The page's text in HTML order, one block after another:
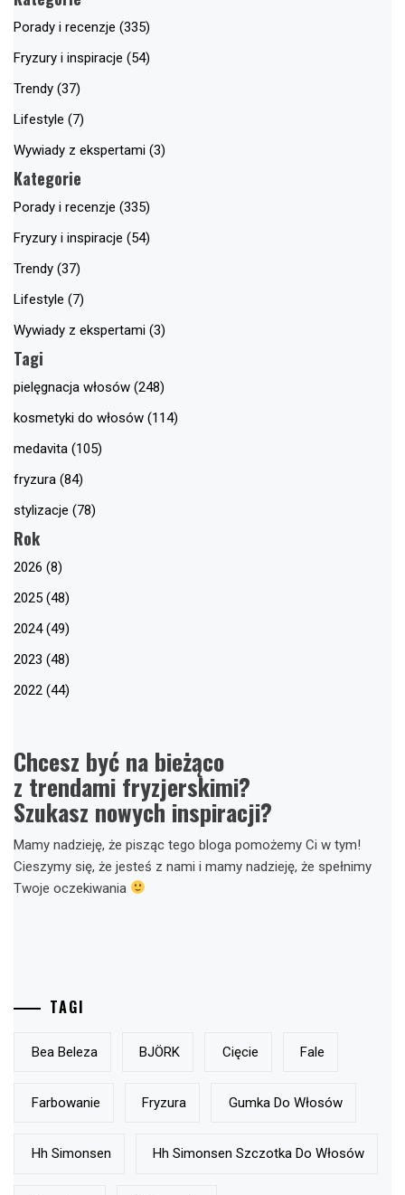
Porady i recenzje (335)
Fryzury i inspiracje (54)
Trendy (37)
Lifestyle (7)
Wywiady z ekspertami (3)
Kategorie
Porady i recenzje (335)
Fryzury i inspiracje (54)
Trendy (37)
Lifestyle (7)
Wywiady z ekspertami (3)
Tagi
pielęgnacja włosów (248)
kosmetyki do włosów (114)
medavita (105)
fryzura (84)
stylizacje (78)
Rok
2026 (8)
2025 (48)
2024 (49)
2023 (48)
2022 (44)
Chcesz być na bieżąco
z trendami fryzjerskimi?
Szukasz nowych inspiracji?
Mamy nadzieję, że pisząc tego bloga pomożemy Ci w tym!
Cieszymy się, że jesteś z nami i mamy nadzieję, że spełnimy
Twoje oczekiwania
TAGI
Bea Beleza BJÖRK Cięcie Fale
Farbowanie Fryzura Gumka Do Włosów
Hh Simonsen Hh Simonsen Szczotka Do Włosów